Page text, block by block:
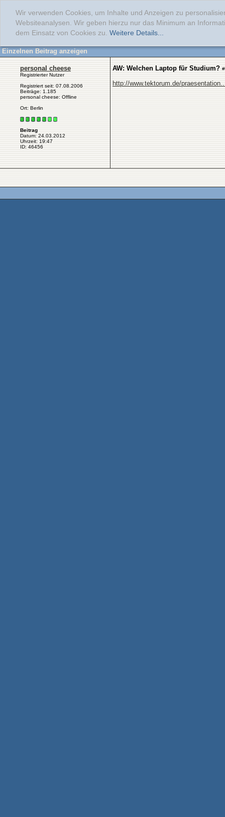
Wir verwenden Cookies, um Inhalte und Anzeigen zu
Websiteanalysen. Wir geben hierzu nur das Minimum an
dem Einsatz von Cookies zu. Weitere Details...
Einzelnen Beitrag anzeigen
personal cheese
Registrierter Nutzer
Registriert seit: 07.08.2006
Beiträge: 1.185
personal cheese: Offline
Ort: Berlin
Beitrag
Datum: 24.03.2012
Uhrzeit: 19:47
ID: 46456
AW: Welchen Laptop für Studium? #
http://www.tektorum.de/